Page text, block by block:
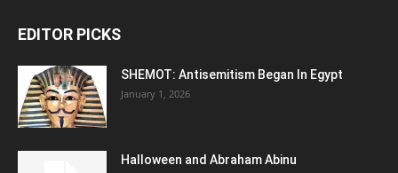
EDITOR PICKS
SHEMOT: Antisemitism Began In Egypt
January 1, 2026
Halloween and Abraham Abinu